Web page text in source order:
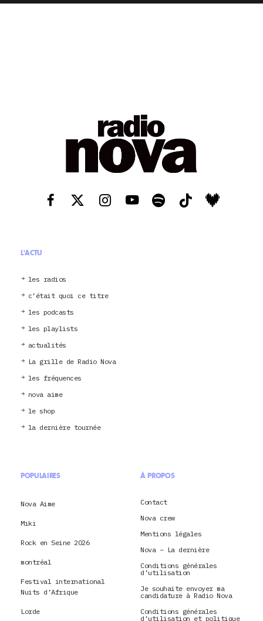
L'ACTU
les radios
c’était quoi ce titre
les podcasts
les playlists
actualités
La grille de Radio Nova
les fréquences
nova aime
le shop
la dernière tournée
POPULAIRES
Nova Aime
Miki
Rock en Seine 2026
montréal
Festival international
Nuits d’Afrique
Lorde
À PROPOS
Contact
Nova crew
Mentions légales
Nova – La dernière
Conditions générales
d’utilisation
Je souhaite envoyer ma
candidature à Radio Nova
Conditions générales
d’utilisation et politique